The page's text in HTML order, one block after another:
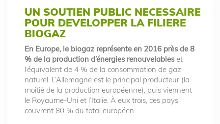
UN SOUTIEN PUBLIC NECESSAIRE
POUR DEVELOPPER LA FILIERE
BIOGAZ
En Europe, le biogaz représente en 2016 près de 8
% de la production d’énergies renouvelableset
l’équivalent de 4 % de la consommation de gaz
naturel. L’Allemagne est le principal producteur (la
moitié de la production européenne), puis viennent
le Royaume-Uni et l’Italie. À eux trois, ces pays
couvrent 80 % du total européen.